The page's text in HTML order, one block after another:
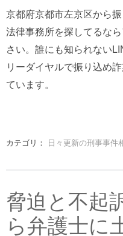
京都府京都市左京区から
法律事務所を探してるな
さい。誰にも知られない
リーダイヤルで振り込め
ています。
カテゴリ： 日々更新の刑事事件
脅迫と不起
ら弁護士に